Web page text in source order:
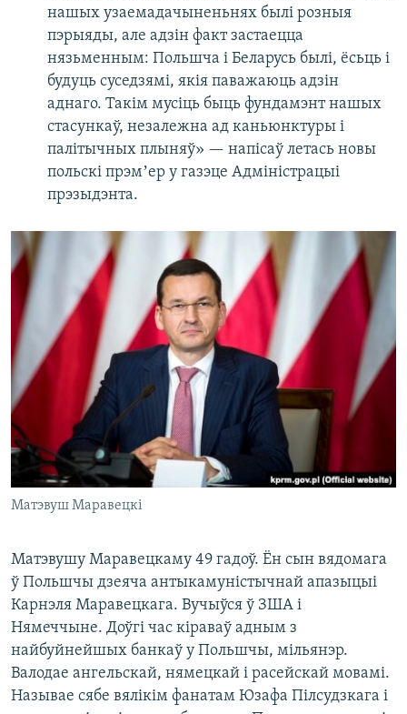
нашых узаемадачыненьнях былі розныя
пэрыяды, але адзін факт застаецца
нязьменным: Польшча і Беларусь былі, ёсьць і
будуць суседзямі, якія паважаюць адзін
аднаго. Такім мусіць быць фундамэнт нашых
стасункаў, незалежна ад каньюнктуры і
палітычных плыняў» — напісаў летась новы
польскі прэмʼер у газэце Адміністрацыі
прэзыдэнта.
Матэвуш Маравецкі
​Матэвушу Маравецкаму 49 гадоў. Ён сын вядомага
ў Польшчы дзеяча антыкамуністычнай апазыцыі
Карнэля Маравецкага. Вучыўся ў ЗША і
Нямеччыне. Доўгі час кіраваў адным з
найбуйнейшых банкаў у Польшчы, мільянэр.
Валодае ангельскай, нямецкай і расейскай мовамі.
Называе сябе вялікім фанатам Юзафа Пілсудзкага і